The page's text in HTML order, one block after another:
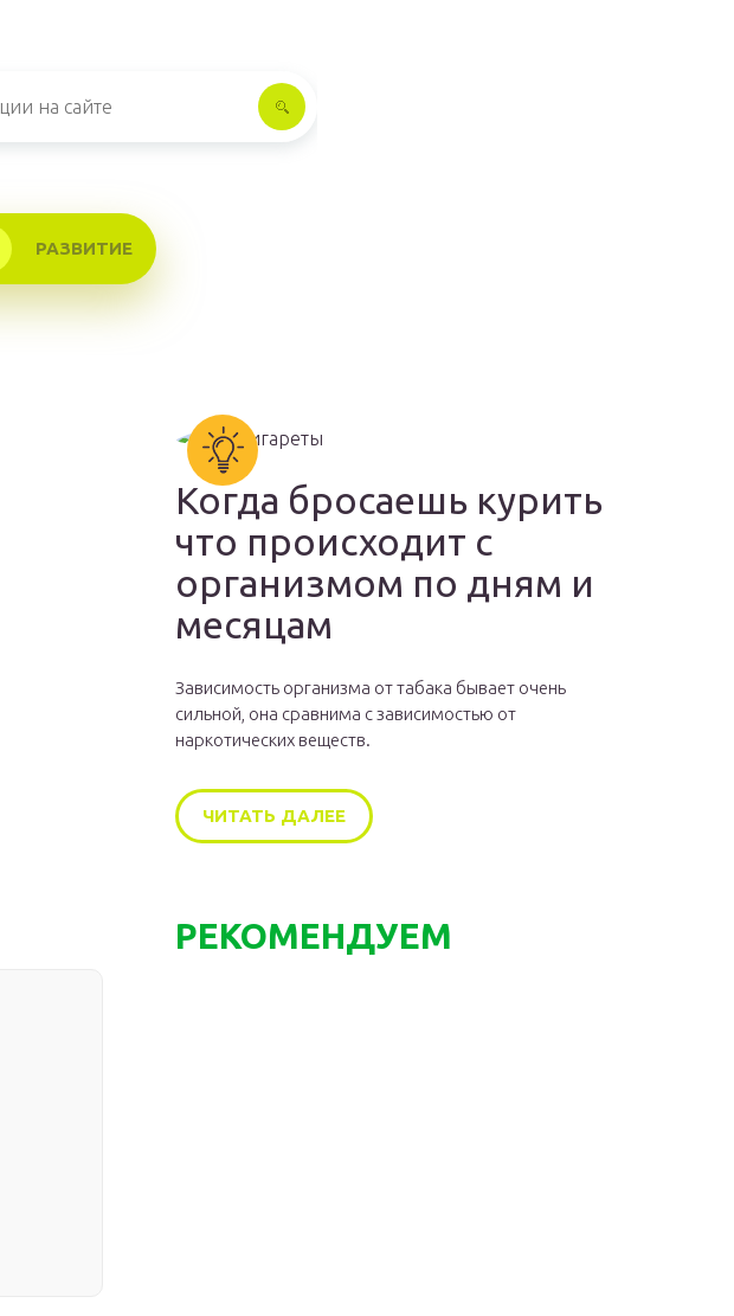
РАЗВИТИЕ
Когда бросаешь курить
что происходит с
организмом по дням и
месяцам
Зависимость организма от табака бывает очень
сильной, она сравнима с зависимостью от
наркотических веществ.
ЧИТАТЬ ДАЛЕЕ
РЕКОМЕНДУЕМ